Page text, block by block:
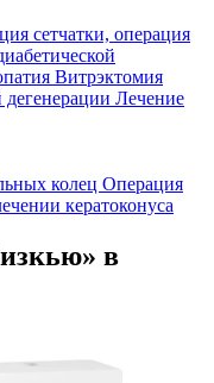
сетчатки, операция
Витрэктомия
Лечение
колец Операция
кератоконуса
в